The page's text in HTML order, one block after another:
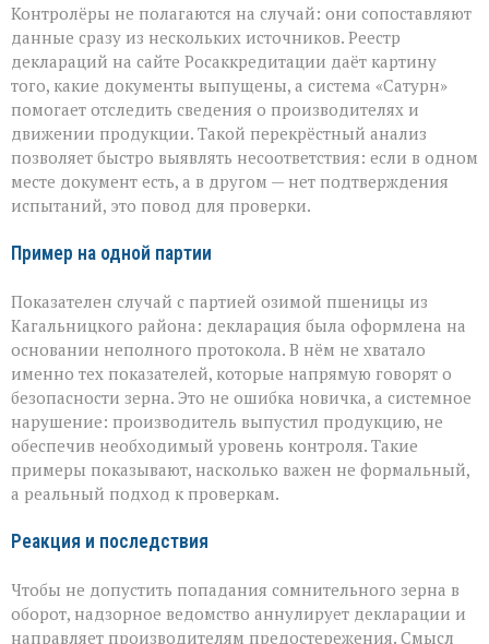
Контролёры не полагаются на случай: они сопоставляют
данные сразу из нескольких источников. Реестр
деклараций на сайте Росаккредитации даёт картину
того, какие документы выпущены, а система «Сатурн»
помогает отследить сведения о производителях и
движении продукции. Такой перекрёстный анализ
позволяет быстро выявлять несоответствия: если в одном
месте документ есть, а в другом — нет подтверждения
испытаний, это повод для проверки.
Пример на одной партии
Показателен случай с партией озимой пшеницы из
Кагальницкого района: декларация была оформлена на
основании неполного протокола. В нём не хватало
именно тех показателей, которые напрямую говорят о
безопасности зерна. Это не ошибка новичка, а системное
нарушение: производитель выпустил продукцию, не
обеспечив необходимый уровень контроля. Такие
примеры показывают, насколько важен не формальный,
а реальный подход к проверкам.
Реакция и последствия
Чтобы не допустить попадания сомнительного зерна в
оборот, надзорное ведомство аннулирует декларации и
направляет производителям предостережения. Смысл